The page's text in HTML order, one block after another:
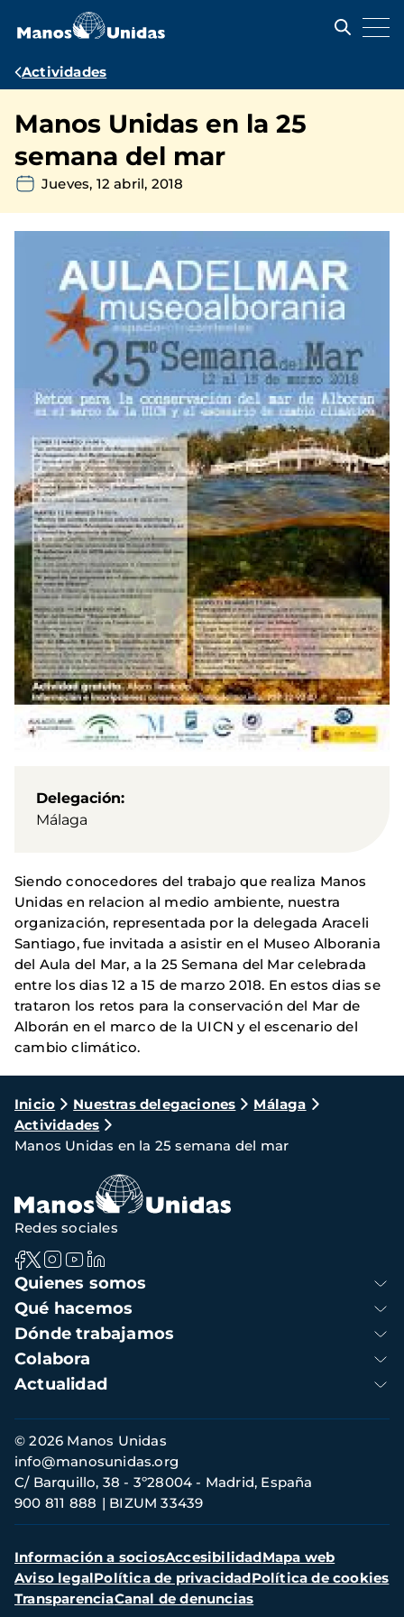
contenido
Ruta
navegación
Actividades
Manos Unidas en la 25
semana del mar
Jueves, 12 abril, 2018
Delegación
Málaga
Siendo conocedores del trabajo que realiza Manos
Unidas en relacion al medio ambiente, nuestra
organización, representada por la delegada Araceli
Santiago, fue invitada a asistir en el Museo Alborania
del Aula del Mar, a la 25 Semana del Mar celebrada
entre los dias 12 a 15 de marzo 2018. En estos dias se
trataron los retos para la conservación del Mar de
Alborán en el marco de la UICN y el escenario del
cambio climático.
Ruta
de
navegación
Inicio Nuestras delegaciones
Málaga
Actividades
Manos Unidas en la 25 semana del mar
Navegación
principal
Quienes somos
Qué hacemos
Dónde trabajamos
Colabora
Actualidad
Redes sociales
Información
de
contacto
© 2026 Manos Unidas
C/ Barquillo, 38 - 3º28004 - Madrid, España
900 811 888
BIZUM 33439
info@manosunidas.org
Menú
secundario
Información a sociosAccesibilidadMapa web
Aviso legalPolítica de privacidadPolítica de cookies
TransparenciaCanal de denuncias